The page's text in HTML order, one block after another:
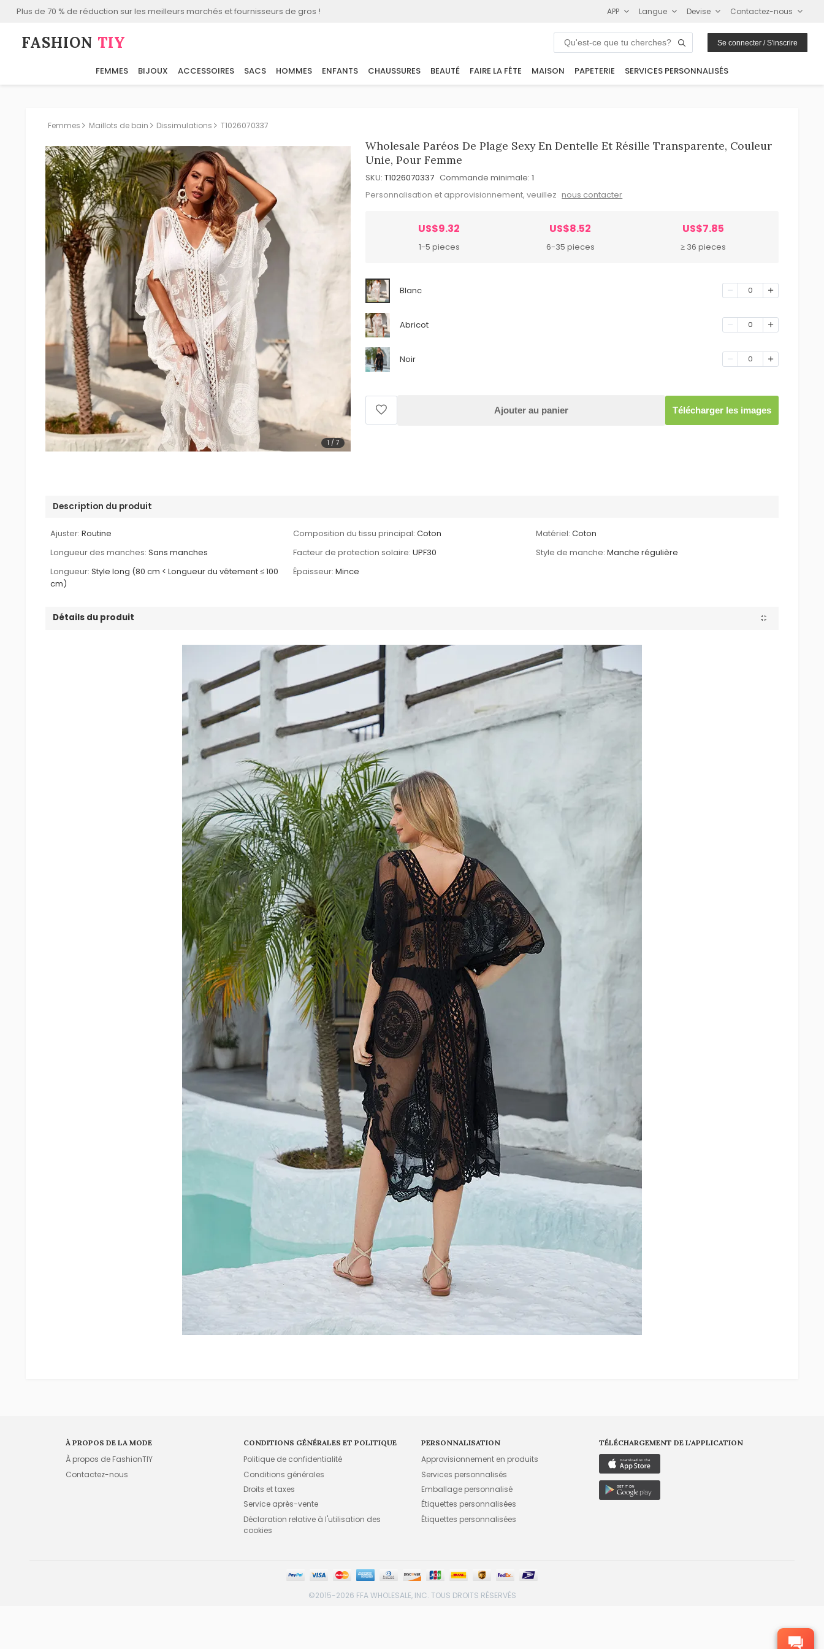
Plus de 70 % de réduction sur les meilleurs marchés et fournisseurs de gros ! APP Langue Devise Contactez-nous
FASHION⁠ TIY Se connecter / S'inscrire
FEMMES BIJOUX ACCESSOIRES SACS HOMMES ENFANTS CHAUSSURES BEAUTÉ FAIRE LA FÊTE MAISON PAPETERIE SERVICES PERSONNALISÉS
Femmes Maillots de bain Dissimulations T1026070337
1 / 7
Wholesale Paréos De Plage Sexy En Dentelle Et Résille Transparente, Couleur
Unie, Pour Femme
SKU: T1026070337 Commande minimale: 1
Personnalisation et approvisionnement, veuillez nous contacter
US$9.32
1-5 pieces
US$8.52
6-35 pieces
US$7.85
≥ 36 pieces
Blanc 0
Abricot 0
Noir 0
Ajouter au panier Télécharger les images
Description du produit
Ajuster: Routine Composition du tissu principal: Coton Matériel: Coton
Longueur des manches: Sans manches Facteur de protection solaire: UPF30 Style de manche: Manche régulière
Longueur: Style long (80 cm < Longueur du vêtement ≤ 100
cm)
Épaisseur: Mince
Détails du produit
À PROPOS DE LA MODE
À propos de FashionTIY
Contactez-nous
CONDITIONS GÉNÉRALES ET POLITIQUE
Politique de confidentialité
Conditions générales
Droits et taxes
Service après-vente
Déclaration relative à l'utilisation des
cookies
PERSONNALISATION
Approvisionnement en produits
Services personnalisés
Emballage personnalisé
Étiquettes personnalisées
Étiquettes personnalisées
TÉLÉCHARGEMENT DE L'APPLICATION
©2015-2026 FFA WHOLESALE, INC. TOUS DROITS RÉSERVÉS